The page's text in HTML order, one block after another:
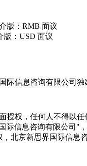
版：RMB 面议
版：USD 面议
际信息咨询有限公司
授权，任何人不得以
际信息咨询有限公司"
北京新思界国际信息